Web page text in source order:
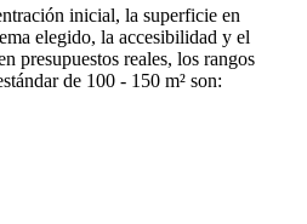
inicial, la superficie en
elegido, la accesibilidad y el
presupuestos reales, los rangos
de 100 - 150 m² son: